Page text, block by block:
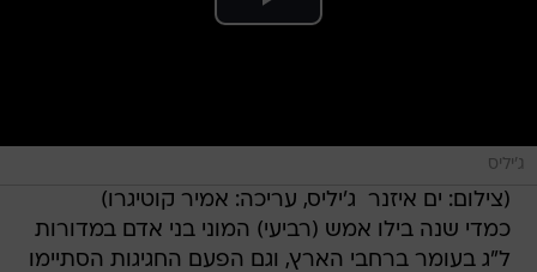
ג'יליס
(צילום: ים איזנר  ג'יליס, עריכה: אמיר קוטיגרו)
כמדי שנה בילו אמש (רביעי) המוני בני אדם במדורות
ל"ג בעומר ברחבי הארץ, וגם הפעם החגיגות הסתיימו